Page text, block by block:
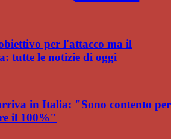
per l'attacco ma il
tutte le notizie di oggi
in Italia: "Sono contento per
il 100%"